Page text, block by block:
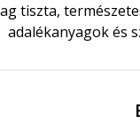
tiszta,
adalékanyagok és